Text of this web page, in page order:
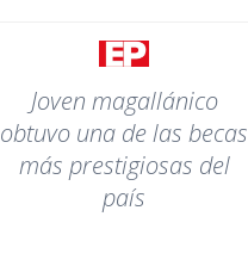
Joven magallánico
obtuvo una de las becas
más prestigiosas del
país